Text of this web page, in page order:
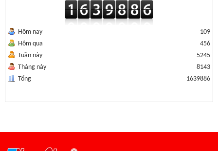
Hôm nay
Hôm qua
Tuần này
Tháng này
Tổng
109
456
5245
8143
1639886